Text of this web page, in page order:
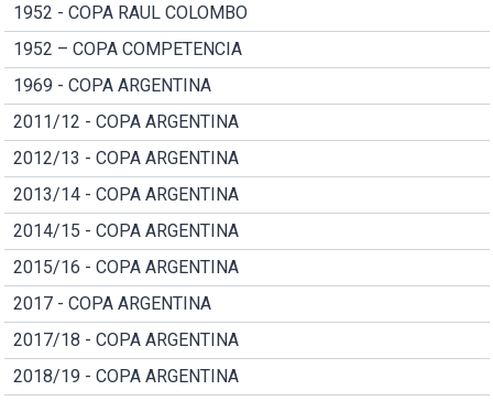
1952 - COPA RAUL COLOMBO
1952 – COPA COMPETENCIA
1969 - COPA ARGENTINA
2011/12 - COPA ARGENTINA
2012/13 - COPA ARGENTINA
2013/14 - COPA ARGENTINA
2014/15 - COPA ARGENTINA
2015/16 - COPA ARGENTINA
2017 - COPA ARGENTINA
2017/18 - COPA ARGENTINA
2018/19 - COPA ARGENTINA